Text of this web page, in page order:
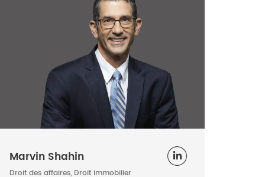
Marvin Shahin
Droit des affaires, Droit immobilier